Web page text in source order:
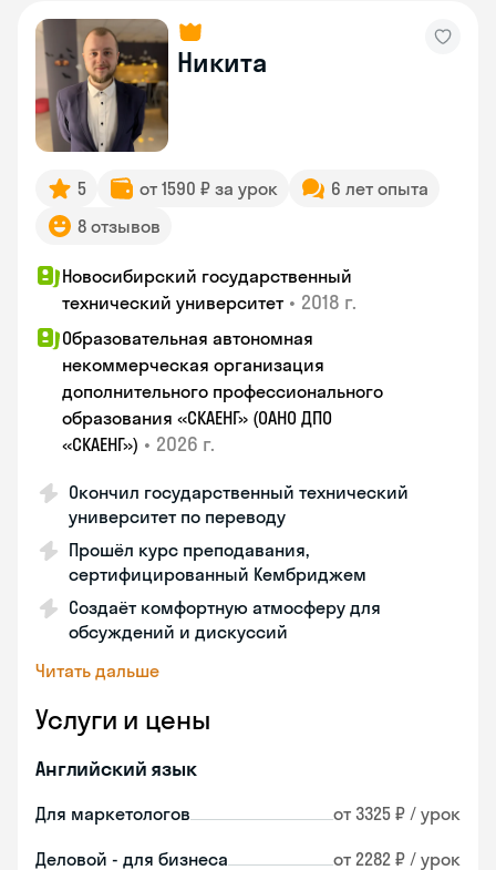
Никита
5 от 1590 ₽ за урок
6 лет опыта
8 отзывов
Новосибирский государственный
технический университет • 2018 г.
Образовательная автономная
некоммерческая организация
дополнительного профессионального
образования «СКАЕНГ» (ОАНО ДПО
«СКАЕНГ») • 2026 г.
Окончил государственный технический
университет по переводу
Прошёл курс преподавания,
сертифицированный Кембриджем
Создаёт комфортную атмосферу для
обсуждений и дискуссий
Читать дальше
Услуги и цены
Английский язык
Для маркетологов от 3325 ₽ / урок
Деловой - для бизнеса от 2282 ₽ / урок